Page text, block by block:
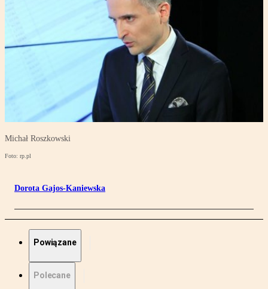
Michał Roszkowski
Foto: rp.pl
Dorota Gajos-Kaniewska
Powiązane
Polecane